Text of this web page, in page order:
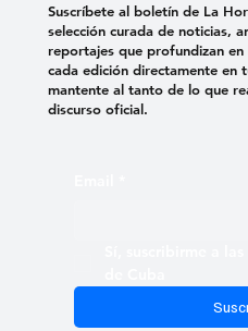
Suscríbete al boletín de La
selección curada de noticias,
reportajes que profundizan en
cada edición directamente en
mantente al tanto de lo que
discurso oficial.